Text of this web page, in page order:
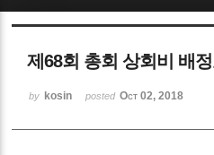
제68회 총회 상회비 배
by kosin posted Oct 02, 2018
Sketchbook5,